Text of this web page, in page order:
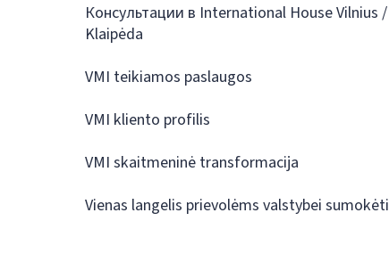
Консультации в International House Vilnius /
Klaipėda
VMI teikiamos paslaugos
VMI kliento profilis
VMI skaitmeninė transformacija
Vienas langelis prievolėms valstybei sumokėti